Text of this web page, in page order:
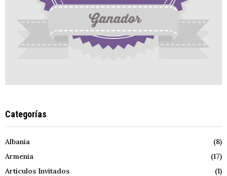
Categorías
Albania
(8)
Armenia
(17)
Artículos Invitados
(1)